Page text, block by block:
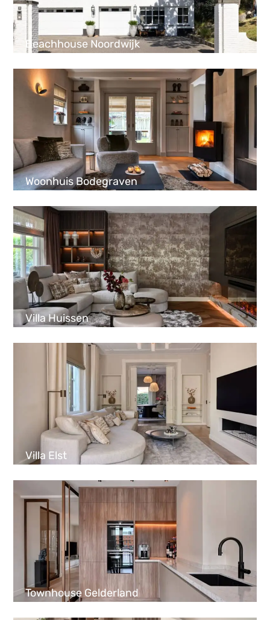
Beachhouse Noordwijk
Woonhuis Bodegraven
Villa Huissen
Villa Elst
Townhouse Gelderland